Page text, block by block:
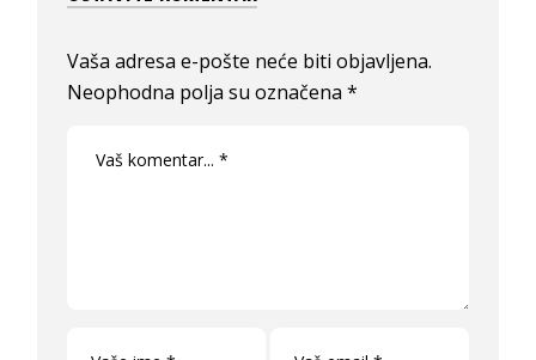
Vaša adresa e-pošte neće biti objavljena.
Neophodna polja su označena*